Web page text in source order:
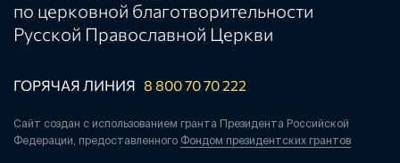
по церковной благотворительности
Русской Православной Церкви
ГОРЯЧАЯ ЛИНИЯ 8 800 70 70 222
Сайт создан с использованием гранта Президента Российской
Федерации, предоставленного Фондом президентских грантов